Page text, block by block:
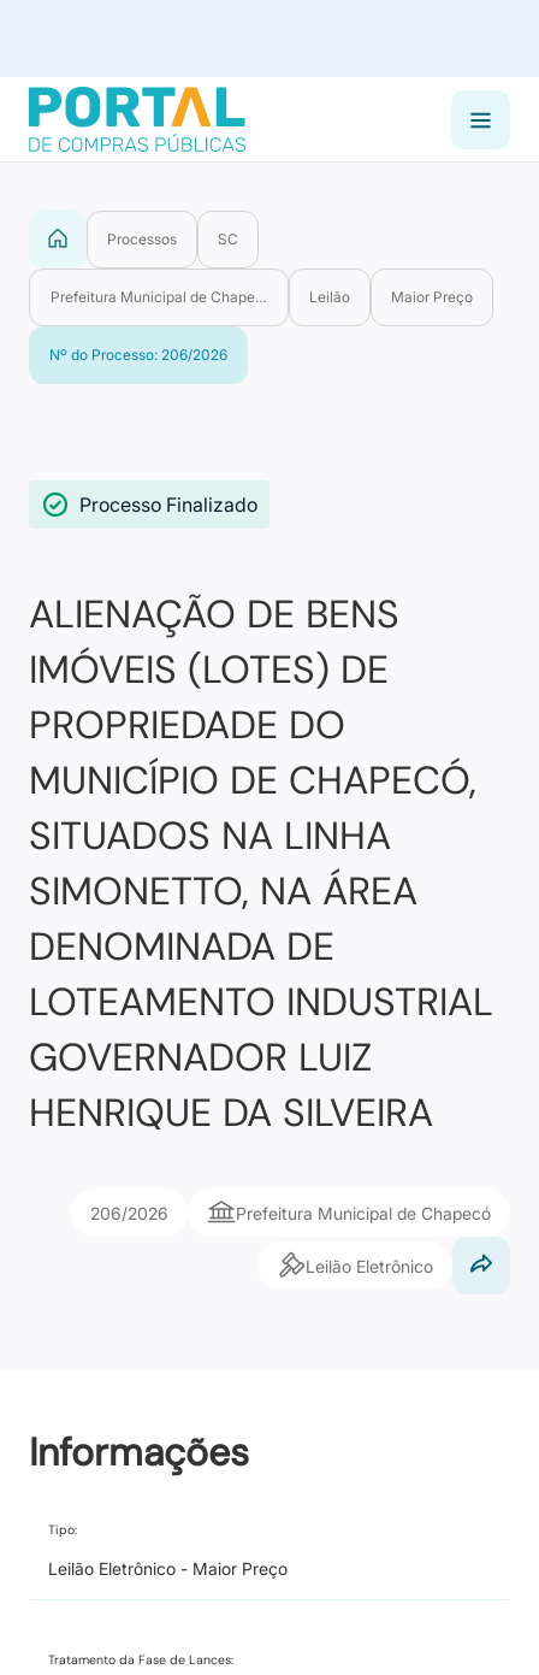
Processos SC
Prefeitura Municipal de Chapecó Leilão Maior Preço
Nº do Processo: 206/2026
Processo Finalizado
ALIENAÇÃO DE BENS
IMÓVEIS (LOTES) DE
PROPRIEDADE DO
MUNICÍPIO DE CHAPECÓ,
SITUADOS NA LINHA
SIMONETTO, NA ÁREA
DENOMINADA DE
LOTEAMENTO INDUSTRIAL
GOVERNADOR LUIZ
HENRIQUE DA SILVEIRA
206/2026 Prefeitura Municipal de Chapecó
Leilão Eletrônico
Informações
Tipo:
Leilão Eletrônico - Maior Preço
Tratamento da Fase de Lances: